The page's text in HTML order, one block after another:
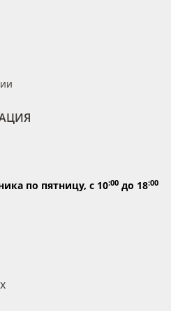
по пятницу, с 10:00 до 18:00